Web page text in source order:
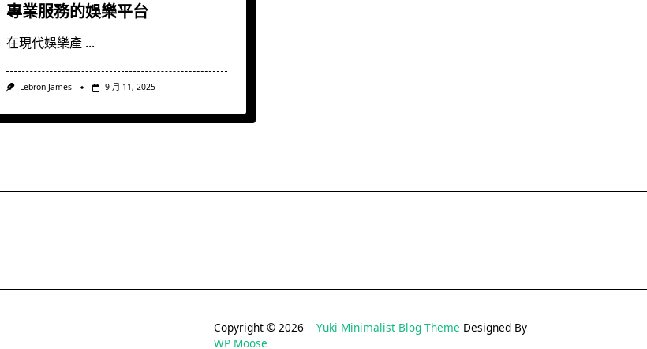
專業服務的娛樂平台
在現代娛樂產 ...
Lebron James 9 月 11, 2025
Copyright © 2026Yuki Minimalist Blog Theme Designed By
WP Moose